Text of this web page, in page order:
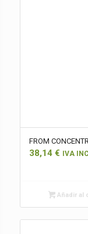
FROM
38,14 € IVA
Añadir al